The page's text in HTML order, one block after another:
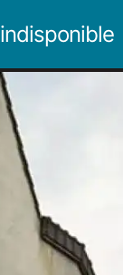
indisponible